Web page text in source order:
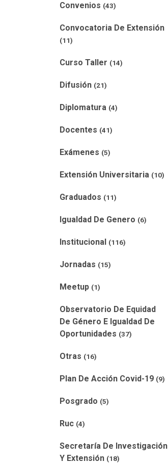
Convenios (43)
Convocatoria De Extensión
(11)
Curso Taller (14)
Difusión (21)
Diplomatura (4)
Docentes (41)
Exámenes (5)
Extensión Universitaria (10)
Graduados (11)
Igualdad De Genero (6)
Institucional (116)
Jornadas (15)
Meetup (1)
Observatorio De Equidad
De Género E Igualdad De
Oportunidades (37)
Otras (16)
Plan De Acción Covid-19 (9)
Posgrado (5)
Ruc (4)
Secretaría De Investigación
Y Extensión (18)